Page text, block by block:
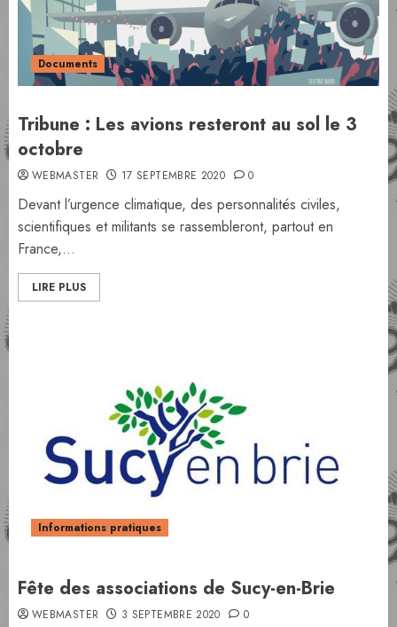
Documents
Tribune : Les avions resteront au sol le 3
octobre
WEBMASTER 17 SEPTEMBRE 2020 0
Devant l’urgence climatique, des personnalités civiles,
scientifiques et militants se rassembleront, partout en
France,...
LIRE PLUS
Informations pratiques
Fête des associations de Sucy-en-Brie
WEBMASTER 3 SEPTEMBRE 2020 0